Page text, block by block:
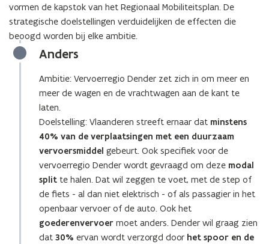
vormen de kapstok van het Regionaal Mobiliteitsplan. De
strategische doelstellingen verduidelijken de effecten die
beoogd worden bij elke ambitie.
Anders
Ambitie: Vervoerregio Dender zet zich in om meer en
meer de wagen en de vrachtwagen aan de kant te
laten.
Doelstelling: Vlaanderen streeft ernaar dat minstens
40% van de verplaatsingen met een duurzaam
vervoersmiddel gebeurt. Ook specifiek voor de
vervoerregio Dender wordt gevraagd om deze modal
split te halen. Dat wil zeggen te voet, met de step of
de fiets - al dan niet elektrisch - of als passagier in het
openbaar vervoer of de auto. Ook het
goederenvervoer moet anders. Dender wil graag zien
dat 30% ervan wordt verzorgd door het spoor en de